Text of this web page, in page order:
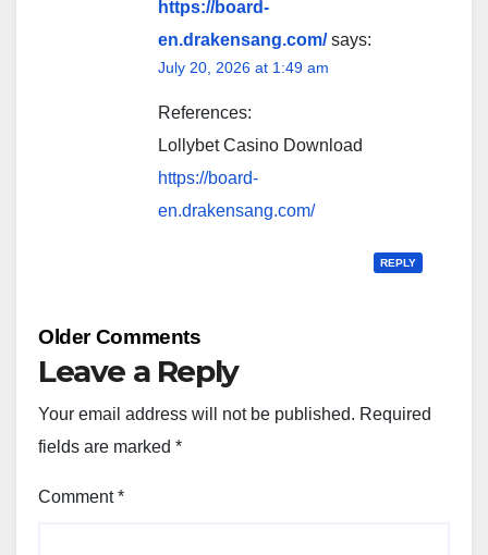
https://board-
en.drakensang.com/ says:
July 20, 2026 at 1:49 am
References:
Lollybet Casino Download
https://board-
en.drakensang.com/
REPLY
Comment
Older Comments
Leave a Reply
Your email address will not be published. Required
fields are marked *
Comment*